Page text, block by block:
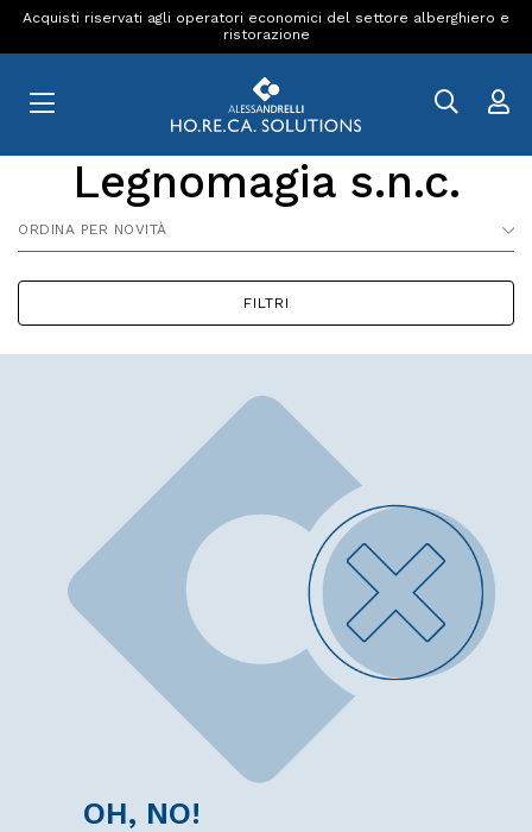
Acquisti riservati agli operatori economici del settore alberghiero e
ristorazione
Legnomagia s.n.c.
ORDINA PER NOVITÀ
FILTRI
OH, NO!